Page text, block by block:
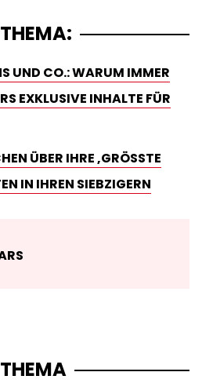
UND CO.: WARUM IMMER
EXKLUSIVE INHALTE FÜR
ÜBER IHRE ‚GRÖSSTE A
IN IHREN SIEBZIGERN